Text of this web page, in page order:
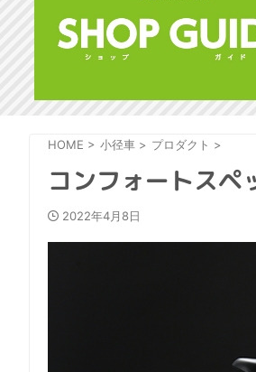
HOME > 小径車 > プロダクト >
コンフォートス
2022年4月8日